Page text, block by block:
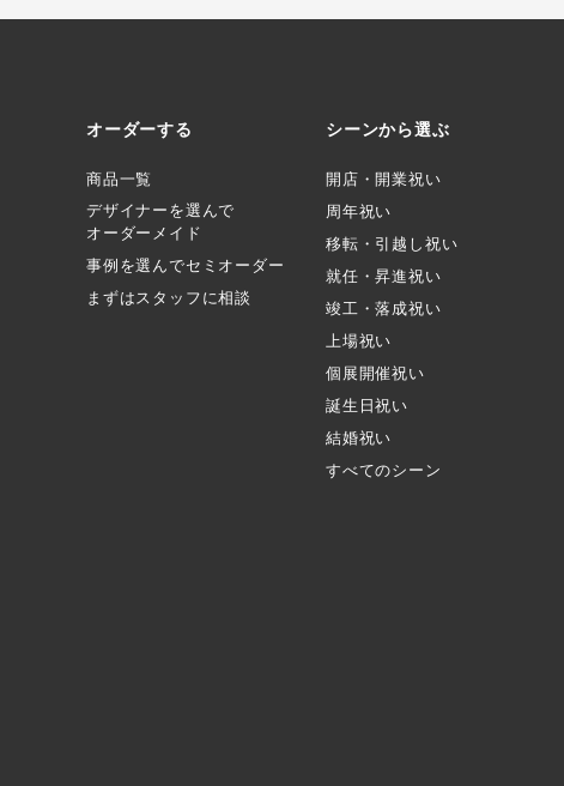
オーダーする
商品一覧
デザイナーを選んで
オーダーメイド
事例を選んでセミオーダー
まずはスタッフに相談
シーンから選ぶ
開店・開業祝い
周年祝い
移転・引越し祝い
就任・昇進祝い
竣工・落成祝い
上場祝い
個展開催祝い
誕生日祝い
結婚祝い
すべてのシーン